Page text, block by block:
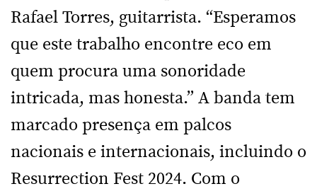
Rafael Torres, guitarrista. “Esperamos
que este trabalho encontre eco em
quem procura uma sonoridade
intricada, mas honesta.” A banda tem
marcado presença em palcos
nacionais e internacionais, incluindo o
Resurrection Fest 2024. Com o